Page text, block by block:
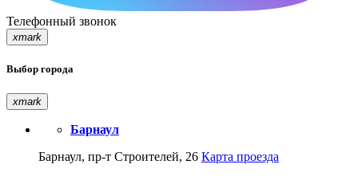
Телефонный звонок
xmark
Выбор города
xmark
Барнаул
Барнаул, пр-т Строителей, 26 Карта проезда